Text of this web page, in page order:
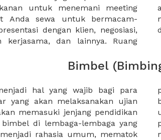
untuk menemani meeting
Anda sewa untuk bermacam-
dengan klien, negosiasi,
kerjasama, dan lainnya. Ruang
kebutuhan klien Anda. Sewa
mempermudah meeting Anda
Bimbel
hal yang wajib bagi para
yang akan melaksanakan ujian
memasuki jenjang pendidikan
di lembaga-lembaga yang
rahasia umum, mematok
belajar setelah jam sekolah
tutor, pelajar dapat dibantu
di sekolah. Namun guru privat
ruang khusus untuk mereka
pelajar yang cukup banyak.